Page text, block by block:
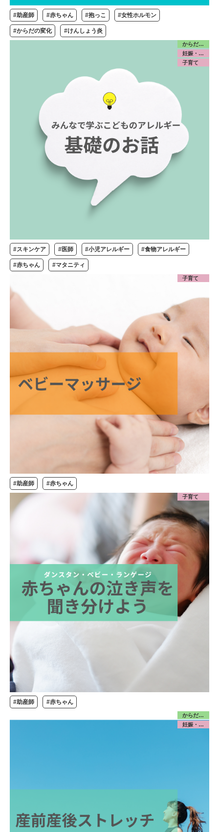
#助産師 #赤ちゃん #抱っこ #女性ホルモン
#からだの変化 #けんしょう炎
からだ／食・栄養
妊娠・出産
子育て
#スキンケア #医師 #小児アレルギー #食物アレルギー
#赤ちゃん #マタニティ
子育て
#助産師 #赤ちゃん
子育て
#助産師 #赤ちゃん
からだ／産前産後
妊娠・出産